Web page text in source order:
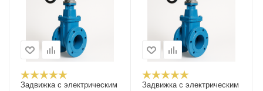
Задвижка с электрическим
Задвижка с электрическим